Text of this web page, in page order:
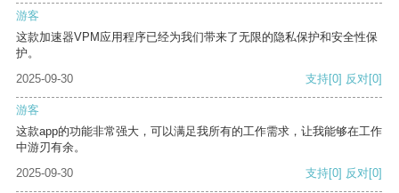
游客
这款加速器VPM应用程序已经为我们带来了无限的隐私保护和安全性保
护。
2025-09-30
支持[0] 反对[0]
游客
这款app的功能非常强大，可以满足我所有的工作需求，让我能够在工作
中游刃有余。
2025-09-30
支持[0] 反对[0]